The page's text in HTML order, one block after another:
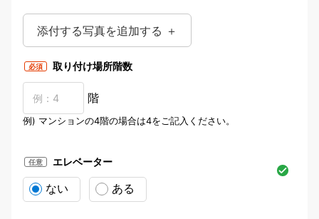
添付する写真を追加する ＋
必須 取り付け場所階数
階
例) マンションの4階の場合は4をご記入ください。
任意 エレベーター
ない ある